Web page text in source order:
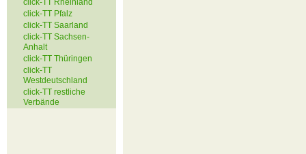
click-TT Rheinland
click-TT Pfalz
click-TT Saarland
click-TT Sachsen-
Anhalt
click-TT Thüringen
click-TT
Westdeutschland
click-TT restliche
Verbände